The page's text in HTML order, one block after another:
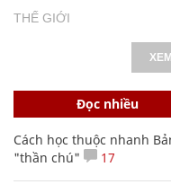
THẾ GIỚI
Đọc nhiều
Cách học thuộc nhanh
"thần chú"
17